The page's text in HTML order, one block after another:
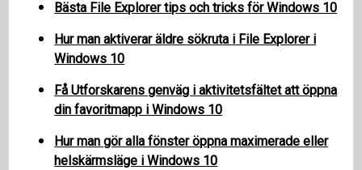
Bästa File Explorer tips och tricks för Windows 10
Hur man aktiverar äldre sökruta i File Explorer i
Windows 10
Få Utforskarens genväg i aktivitetsfältet att öppna
din favoritmapp i Windows 10
Hur man gör alla fönster öppna maximerade eller
helskärmsläge i Windows 10